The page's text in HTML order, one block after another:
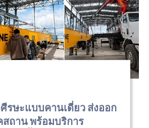
รษะแบบคานเดี่ยว ส่งออก
ถาน พร้อมบริการ